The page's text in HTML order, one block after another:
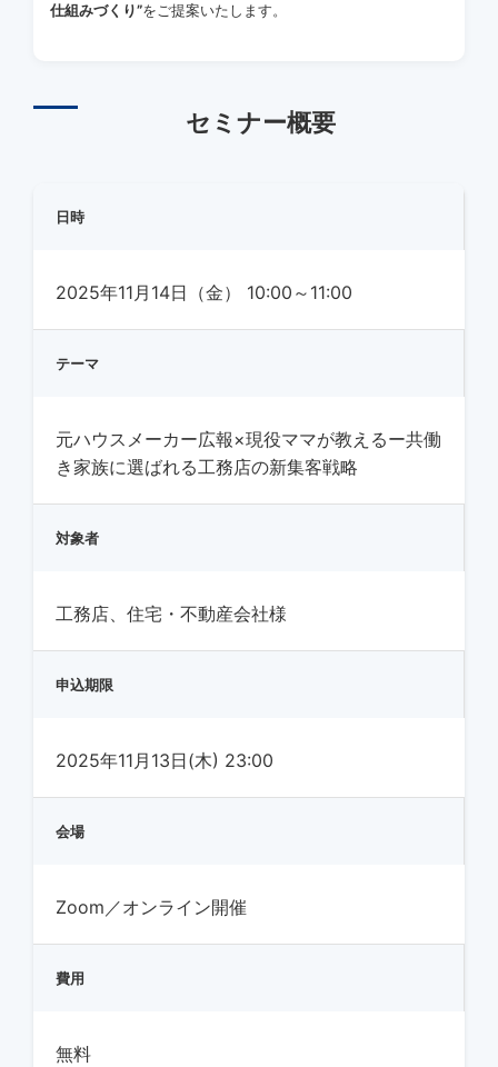
仕組みづくり”をご提案いたします。
セミナー概要
日時
2025年11月14日（金） 10:00～11:00
テーマ
元ハウスメーカー広報×現役ママが教えるー共働
き家族に選ばれる工務店の新集客戦略
対象者
工務店、住宅・不動産会社様
申込期限
2025年11月13日(木) 23:00
会場
Zoom／オンライン開催
費用
無料